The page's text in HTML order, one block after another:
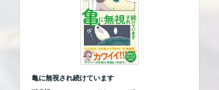
亀に無視され続けています